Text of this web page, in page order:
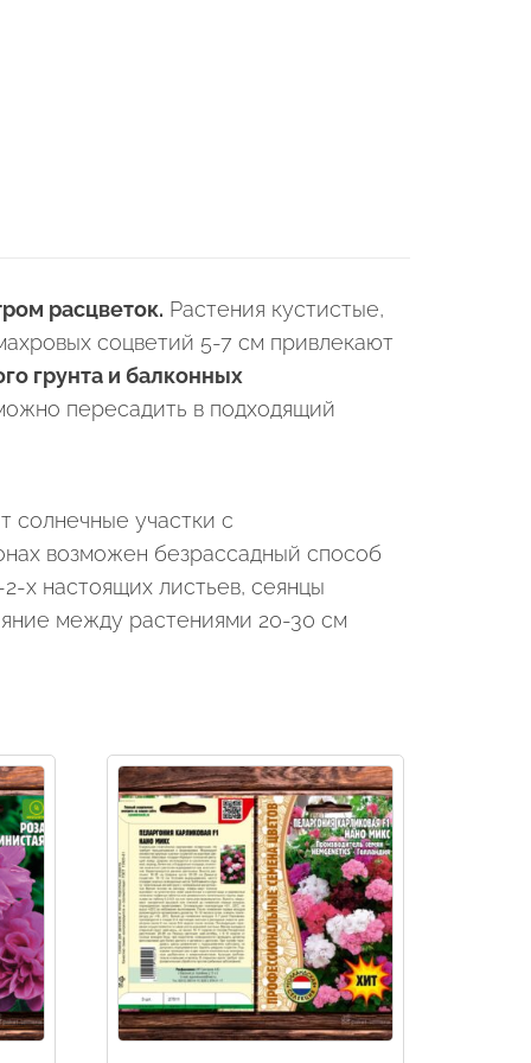
расцветок. Растения кустистые,
соцветий 5-7 см привлекают
грунта и балконных
пересадить в подходящий
солнечные участки с
возможен безрассадный способ
х настоящих листьев, сеянцы
между растениями 20-30 см